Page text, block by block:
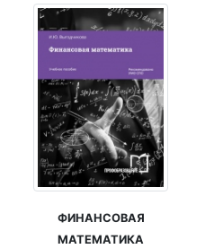
ФИНАНСОВАЯ
МАТЕМАТИКА